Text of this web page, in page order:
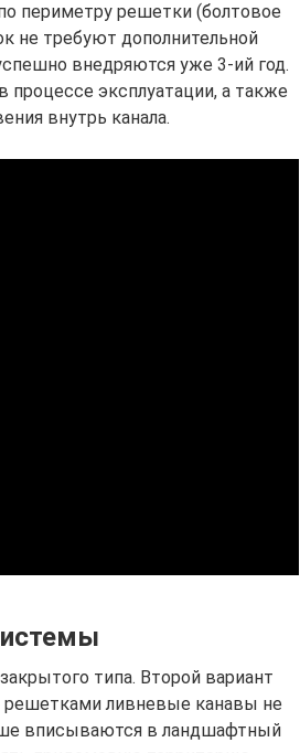
периметру решетки (болтовое
не требуют дополнительной
внедряются уже 3-ий год.
эксплуатации, а также
внутрь канала.
типа. Второй вариант
ливневые канавы не
вписываются в ландшафтный